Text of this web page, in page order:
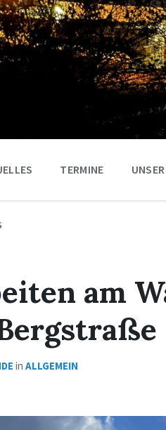
TERMINE
am
in ALLGEMEIN